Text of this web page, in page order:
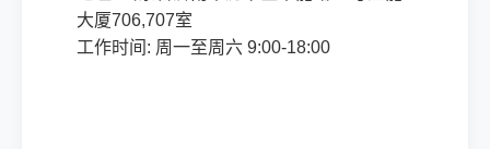
大厦706,707室
工作时间: 周一至周六 9:00-18:00